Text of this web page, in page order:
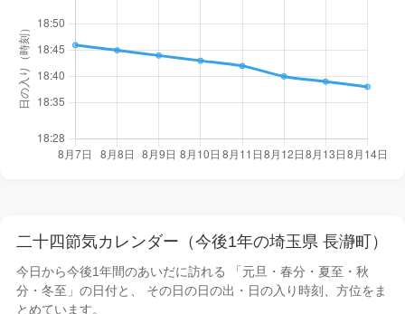
二十四節気カレンダー（今後1年の埼玉県 長瀞町）
今日から今後1年間のあいだに訪れる 「元旦・春分・夏至・秋
分・冬至」の日付と、 その日の日の出・日の入り時刻
、方位をま
とめています。